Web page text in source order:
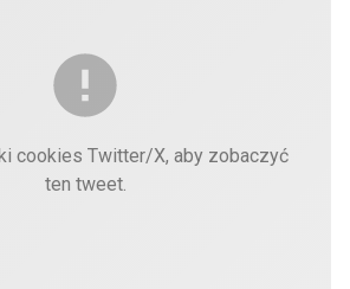
cookies Twitter/X, aby zobaczyć
ten tweet.